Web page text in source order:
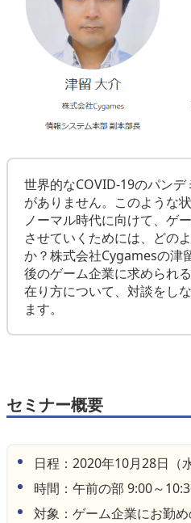
世界的なCOVID-19のパン
がありません。このような
ノーマル時代に向けて、ゲ
させていくためには、どの
か？株式会社Cygamesの津
後のゲーム企業に求められ
在り方について、対談をし
ます。
セミナー概要
日程：2020年10月28日（水
時間：午前の部 9:00～
対象：ゲーム企業にお勤